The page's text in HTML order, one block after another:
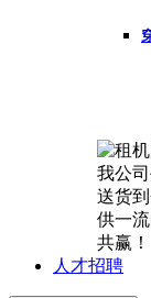
我公
送货
供一
共赢！
人才招聘